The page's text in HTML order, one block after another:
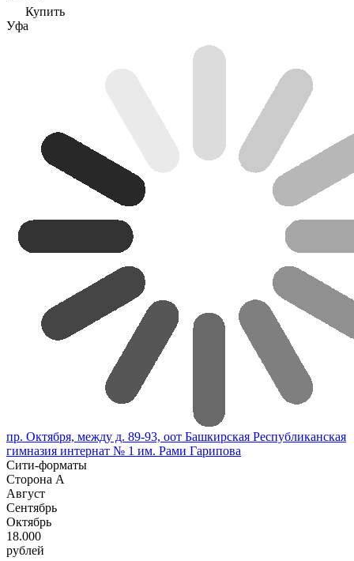
Купить
Уфа
пр. Октября, между д. 89-93, оот Башкирская Республиканская
гимназия интернат № 1 им. Рами Гарипова
Сити-форматы
Сторона А
Август
Сентябрь
Октябрь
18.000
рублей